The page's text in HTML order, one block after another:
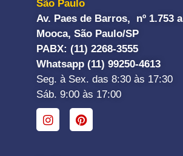
São Paulo
Av. Paes de Barros, nº 1.753 a
Mooca, São Paulo/SP
PABX: (11) 2268-3555
Whatsapp (11) 99250-4613
Seg. à Sex. das 8:30 às 17:30
Sáb. 9:00 às 17:00